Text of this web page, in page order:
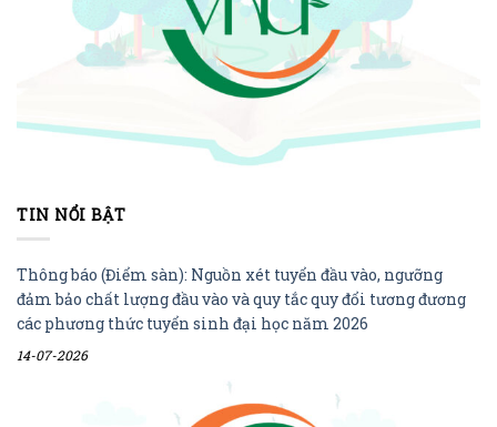
TIN NỔI BẬT
Thông báo (Điểm sàn): Nguồn xét tuyển đầu vào, ngưỡng
đảm bảo chất lượng đầu vào và quy tắc quy đổi tương đương
các phương thức tuyển sinh đại học năm 2026
14-07-2026